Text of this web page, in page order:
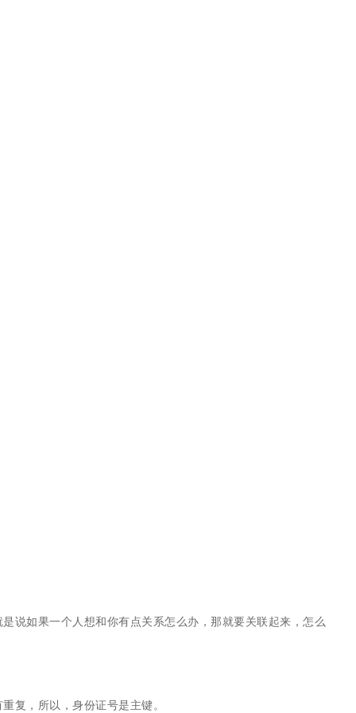
说如果一个人想和你有点关系怎么办，那就要关联起来，怎么
复，所以，身份证号是主键。